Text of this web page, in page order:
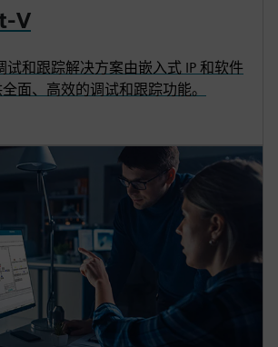
V
试和跟踪解决方案由嵌入式 IP 和软件
面、高效的调试和跟踪功能。